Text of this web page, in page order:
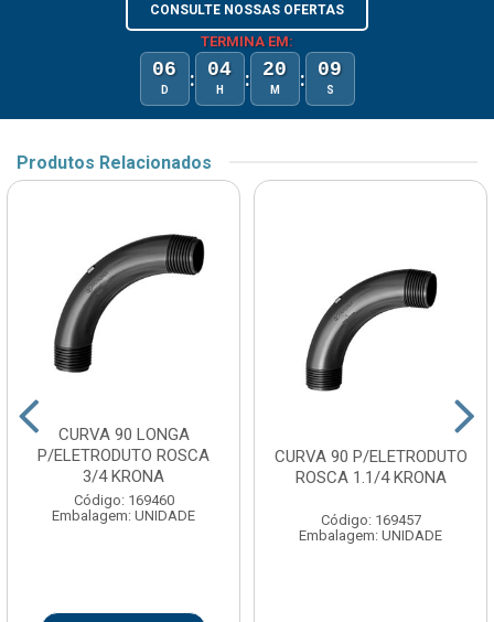
CONSULTE NOSSAS OFERTAS
TERMINA EM:
06
D : 04
H : 20
M : 09
S
Produtos Relacionados
CURVA 90 LONGA
P/ELETRODUTO ROSCA
3/4 KRONA
Código: 169460
Embalagem: UNIDADE
CURVA 90 P/ELETRODUTO
ROSCA 1.1/4 KRONA
Código: 169457
Embalagem: UNIDADE